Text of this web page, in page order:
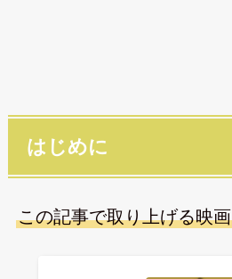
はじめに
この記事で取り上げる映画